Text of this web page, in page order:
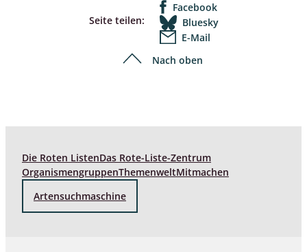
Seite teilen:
Facebook
Bluesky
E-Mail
Nach oben
Die Roten ListenDas Rote-Liste-Zentrum
OrganismengruppenThemenweltMitmachen
Artensuchmaschine